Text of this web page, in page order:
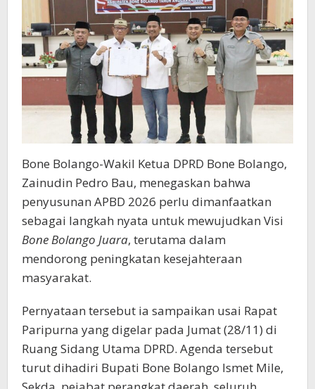
Bolango
Juara
Bone Bolango-Wakil Ketua DPRD Bone Bolango,
Zainudin Pedro Bau, menegaskan bahwa
penyusunan APBD 2026 perlu dimanfaatkan
sebagai langkah nyata untuk mewujudkan Visi
Bone Bolango Juara, terutama dalam
mendorong peningkatan kesejahteraan
masyarakat.
Pernyataan tersebut ia sampaikan usai Rapat
Paripurna yang digelar pada Jumat (28/11) di
Ruang Sidang Utama DPRD. Agenda tersebut
turut dihadiri Bupati Bone Bolango Ismet Mile,